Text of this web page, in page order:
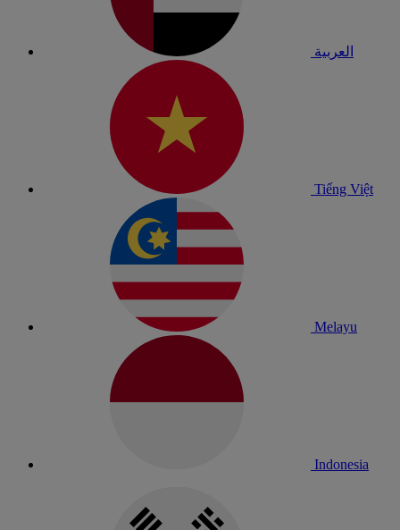
العربية
Tiếng Việt
Melayu
Indonesia